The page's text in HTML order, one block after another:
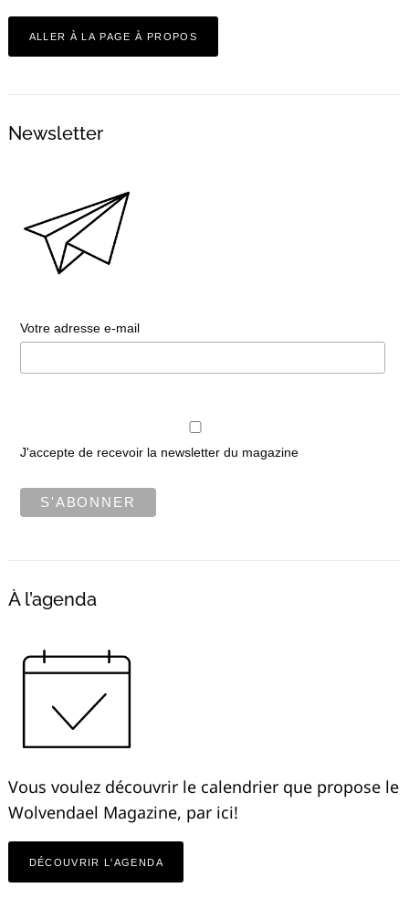
ALLER À LA PAGE À PROPOS
Newsletter
Votre adresse e-mail
J'accepte de recevoir la newsletter du magazine
À l’agenda
Vous voulez découvrir le calendrier que propose le
Wolvendael Magazine, par ici!
DÉCOUVRIR L'AGENDA